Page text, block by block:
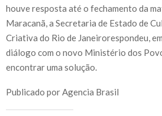
houve resposta até o fechamento da
Maracanã, a Secretaria de Estado de
Criativa do Rio de Janeirorespondeu,
diálogo com o novo Ministério dos
encontrar uma solução.
Publicado por Agencia Brasil